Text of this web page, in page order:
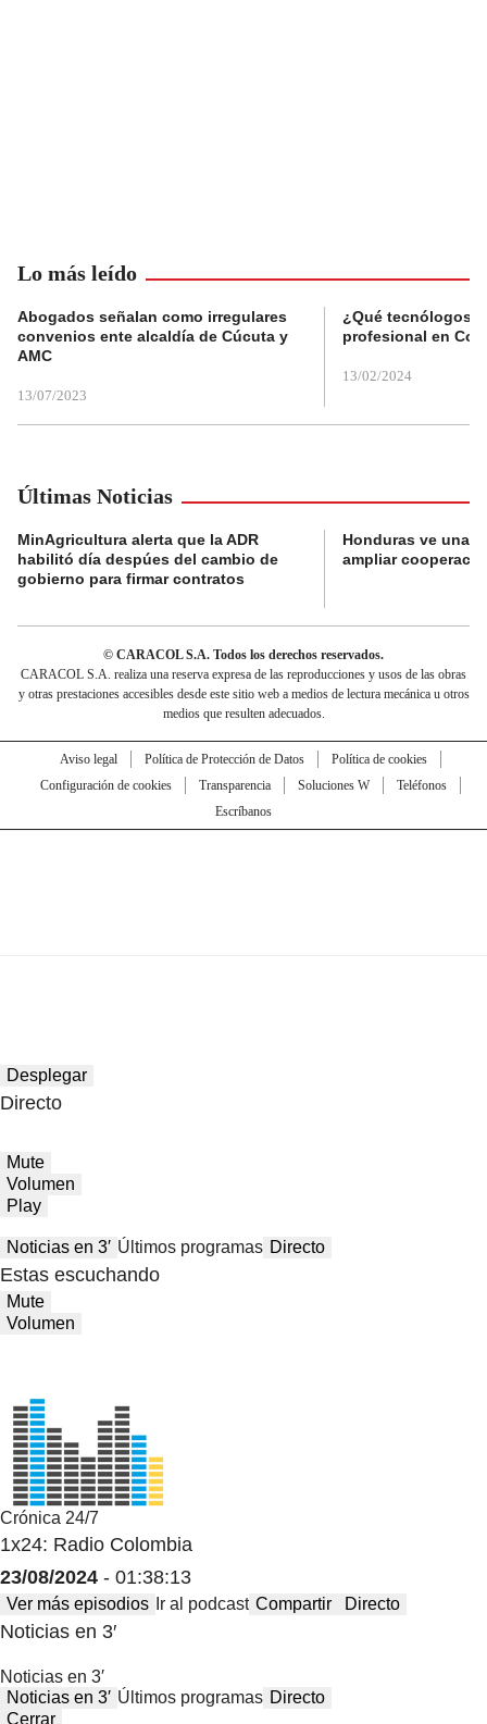
Lo más leído
Abogados señalan como irregulares
convenios ente alcaldía de Cúcuta y
AMC
13/07/2023
¿Qué tecnólogos
profesional en
13/02/2024
Últimas Noticias
MinAgricultura alerta que la ADR
habilitó día despúes del cambio de
gobierno para firmar contratos
Honduras ve una
ampliar
© CARACOL S.A. Todos los derechos reservados.
CARACOL S.A. realiza una reserva expresa de las reproducciones y usos de las obras
y otras prestaciones accesibles desde este sitio web a medios de lectura mecánica u otros
medios que resulten adecuados.
Aviso legal Política de Protección de Datos
Política de cookies
Configuración de cookies
Transparencia Soluciones W
Teléfonos
Escríbanos
Desplegar
Directo
Mute
Volumen
Play
Noticias en 3′ Últimos programas Directo
Estas escuchando
Mute
Volumen
Crónica 24/7
1x24: Radio Colombia
23/08/2024 - 01:38:13
Ver más episodios Ir al podcast Compartir Directo
Noticias en 3′
Noticias en 3′
Noticias en 3′ Últimos programas Directo
Cerrar